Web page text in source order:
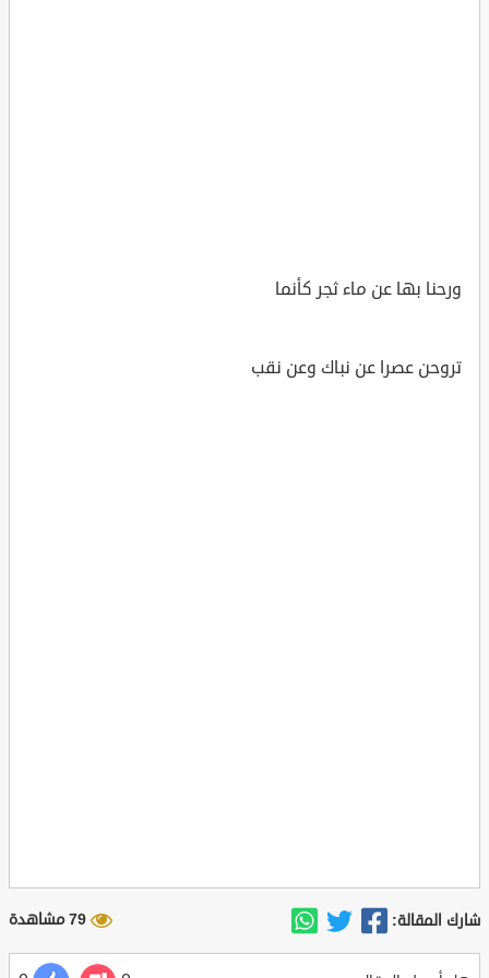
ورحنا بها عن ماء ثجر كأنما
تروحن عصرا عن نباك وعن نقب
شارك المقالة: 79 مشاهدة